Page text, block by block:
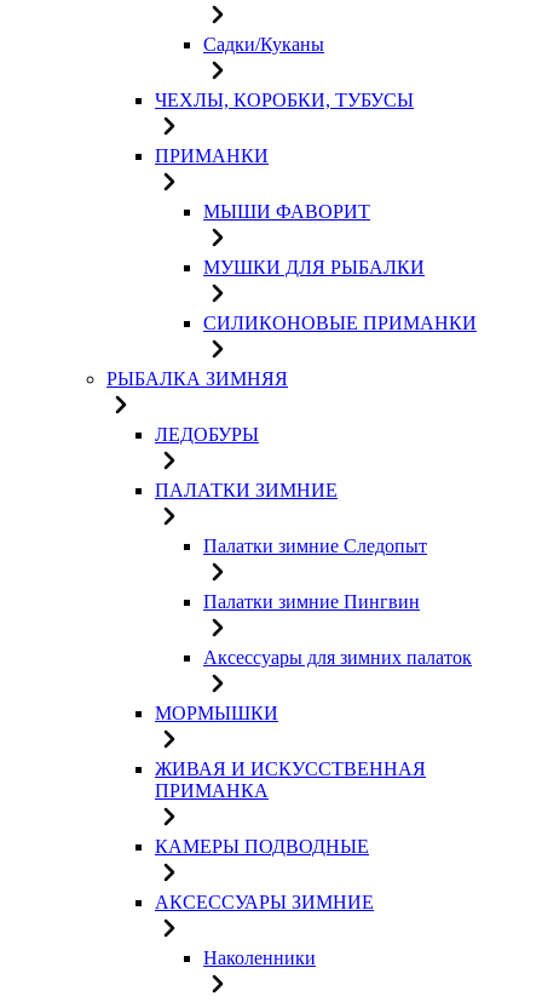
Садки/Куканы
ЧЕХЛЫ, КОРОБКИ, ТУБУСЫ
ПРИМАНКИ
МЫШИ ФАВОРИТ
МУШКИ ДЛЯ РЫБАЛКИ
СИЛИКОНОВЫЕ ПРИМАНКИ
РЫБАЛКА ЗИМНЯЯ
ЛЕДОБУРЫ
ПАЛАТКИ ЗИМНИЕ
Палатки зимние Следопыт
Палатки зимние Пингвин
Аксессуары для зимних палаток
МОРМЫШКИ
ЖИВАЯ И ИСКУССТВЕННАЯ
ПРИМАНКА
КАМЕРЫ ПОДВОДНЫЕ
АКСЕССУАРЫ ЗИМНИЕ
Наколенники